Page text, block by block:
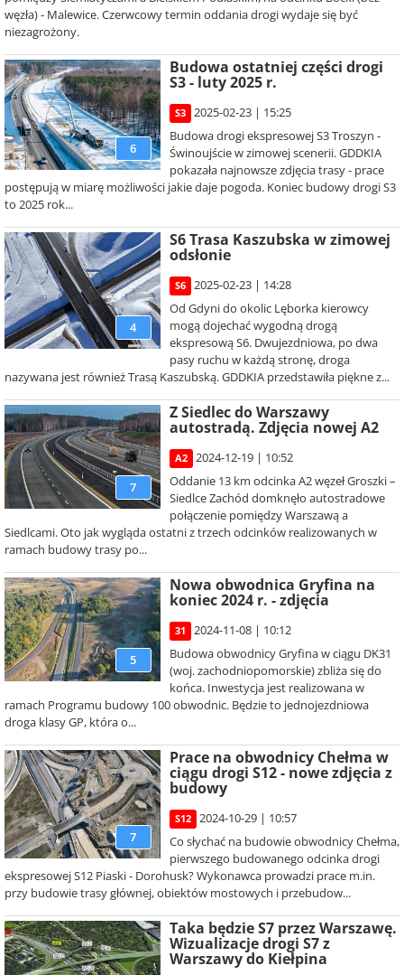
węzła) - Malewice. Czerwcowy termin oddania drogi wydaje się być
niezagrożony.
6
Budowa ostatniej części drogi
S3 - luty 2025 r.
S3
2025-02-23 | 15:25
Budowa drogi ekspresowej S3 Troszyn -
Świnoujście w zimowej scenerii. GDDKIA
pokazała najnowsze zdjęcia trasy - prace
postępują w miarę możliwości jakie daje pogoda. Koniec budowy drogi S3
to 2025 rok...
4
S6 Trasa Kaszubska w zimowej
odsłonie
S6
2025-02-23 | 14:28
Od Gdyni do okolic Lęborka kierowcy
mogą dojechać wygodną drogą
ekspresową S6. Dwujezdniowa, po dwa
pasy ruchu w każdą stronę, droga
nazywana jest również Trasą Kaszubską. GDDKIA przedstawiła piękne z...
7
Z Siedlec do Warszawy
autostradą. Zdjęcia nowej A2
A2
2024-12-19 | 10:52
Oddanie 13 km odcinka A2 węzeł Groszki –
Siedlce Zachód domknęło autostradowe
połączenie pomiędzy Warszawą a
Siedlcami. Oto jak wygląda ostatni z trzech odcinków realizowanych w
ramach budowy trasy po...
5
Nowa obwodnica Gryfina na
koniec 2024 r. - zdjęcia
31
2024-11-08 | 10:12
Budowa obwodnicy Gryfina w ciągu DK31
(woj. zachodniopomorskie) zbliża się do
końca. Inwestycja jest realizowana w
ramach Programu budowy 100 obwodnic. Będzie to jednojezdniowa
droga klasy GP, która o...
7
Prace na obwodnicy Chełma w
ciągu drogi S12 - nowe zdjęcia z
budowy
S12
2024-10-29 | 10:57
Co słychać na budowie obwodnicy Chełma,
pierwszego budowanego odcinka drogi
ekspresowej S12 Piaski - Dorohusk? Wykonawca prowadzi prace m.in.
przy budowie trasy głównej, obiektów mostowych i przebudow...
Taka będzie S7 przez Warszawę.
Wizualizacje drogi S7 z
Warszawy do Kiełpina